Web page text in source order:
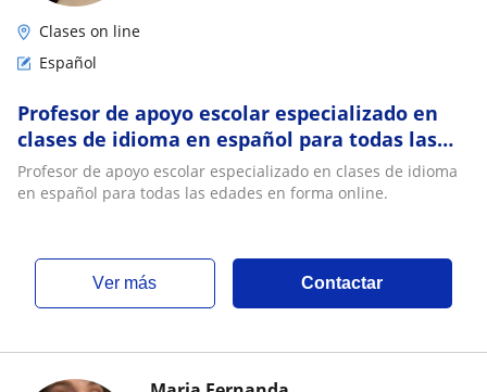
Clases on line
Español
Profesor de apoyo escolar especializado en
clases de idioma en español para todas las
edades en forma online
Profesor de apoyo escolar especializado en clases de idioma
en español para todas las edades en forma online.
ver más Contactar